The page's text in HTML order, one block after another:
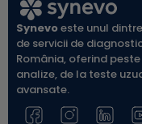
Synevoeste unul
de servicii de
România, oferind
analize, de la teste
avansate.